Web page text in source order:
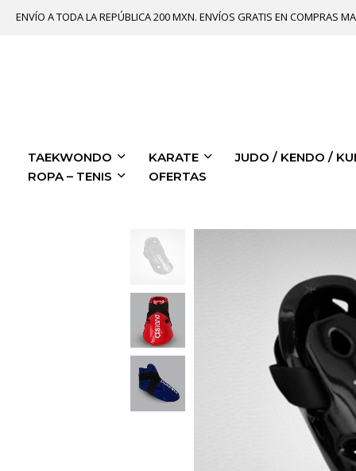
ENVÍO A TODA LA REPÚBLICA 200 MXN. ENVÍOS GRATIS EN COMPRAS
TAEKWONDO KARATE
JUDO / KENDO /
ROPA – TENIS
OFERTAS